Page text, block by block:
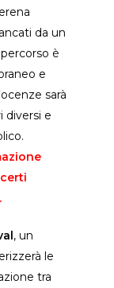
da un
è
e
sarà
diversi e
, un
le
tra